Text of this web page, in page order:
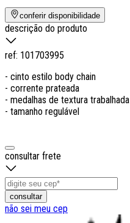
conferir disponibilidade
descrição do produto
ref: 101703995
- cinto estilo body chain
- corrente prateada
- medalhas de textura trabalhada
- tamanho regulável
consultar frete
consultar
não sei meu cep